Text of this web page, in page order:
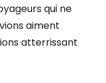
qui ne
aiment
atterrissant